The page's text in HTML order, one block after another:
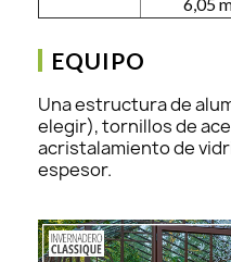
EQUIPO
Una estructura de
elegir), tornillos de
acristalamiento de
espesor.